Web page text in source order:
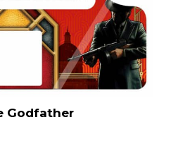
Godfather